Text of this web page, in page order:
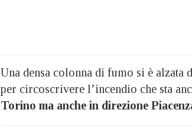
Una densa colonna di fumo si è
per circoscrivere l’incendio che sta
Torino ma anche in direzione